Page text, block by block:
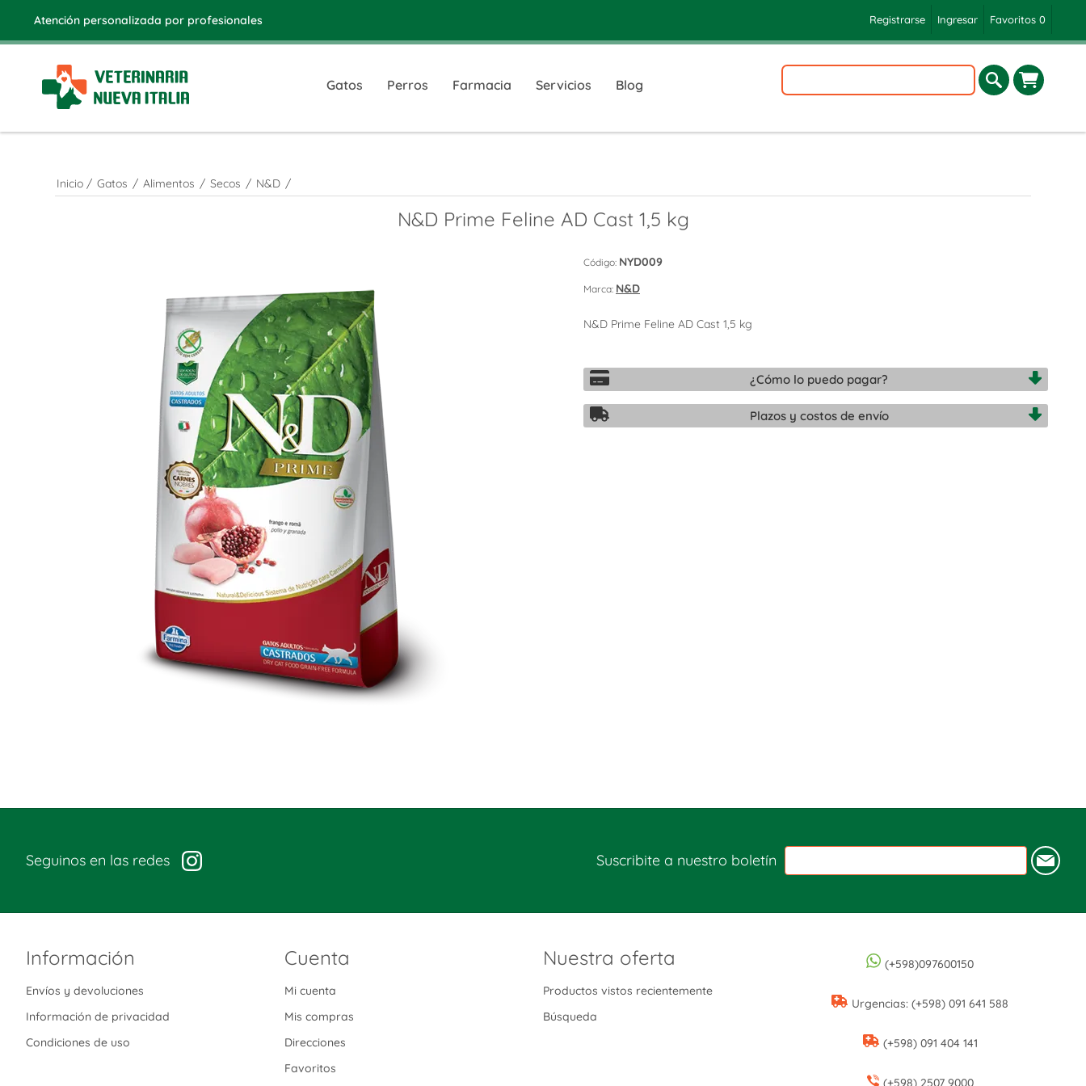
Registrarse Ingresar Favoritos 0
Atención personalizada por profesionales
Gatos Perros Farmacia Servicios Blog
Inicio / Gatos / Alimentos / Secos / N&D /
N&D Prime Feline AD Cast 1,5 kg
Código: NYD009
Marca: N&D
N&D Prime Feline AD Cast 1,5 kg
¿Cómo lo puedo pagar?
Plazos y costos de envío
Seguinos en las redes Suscribite a nuestro boletín
Información
Envíos y devoluciones
Información de privacidad
Condiciones de uso
Cuenta
Mi cuenta
Mis compras
Direcciones
Favoritos
Nuestra oferta
Productos vistos recientemente
Búsqueda
(+598)097600150
Urgencias: (+598) 091 641 588
(+598) 091 404 141
(+598) 2507 9000